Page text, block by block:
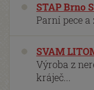
STAP Brno
Parní pece
SVAM
Výroba z
kráječ...